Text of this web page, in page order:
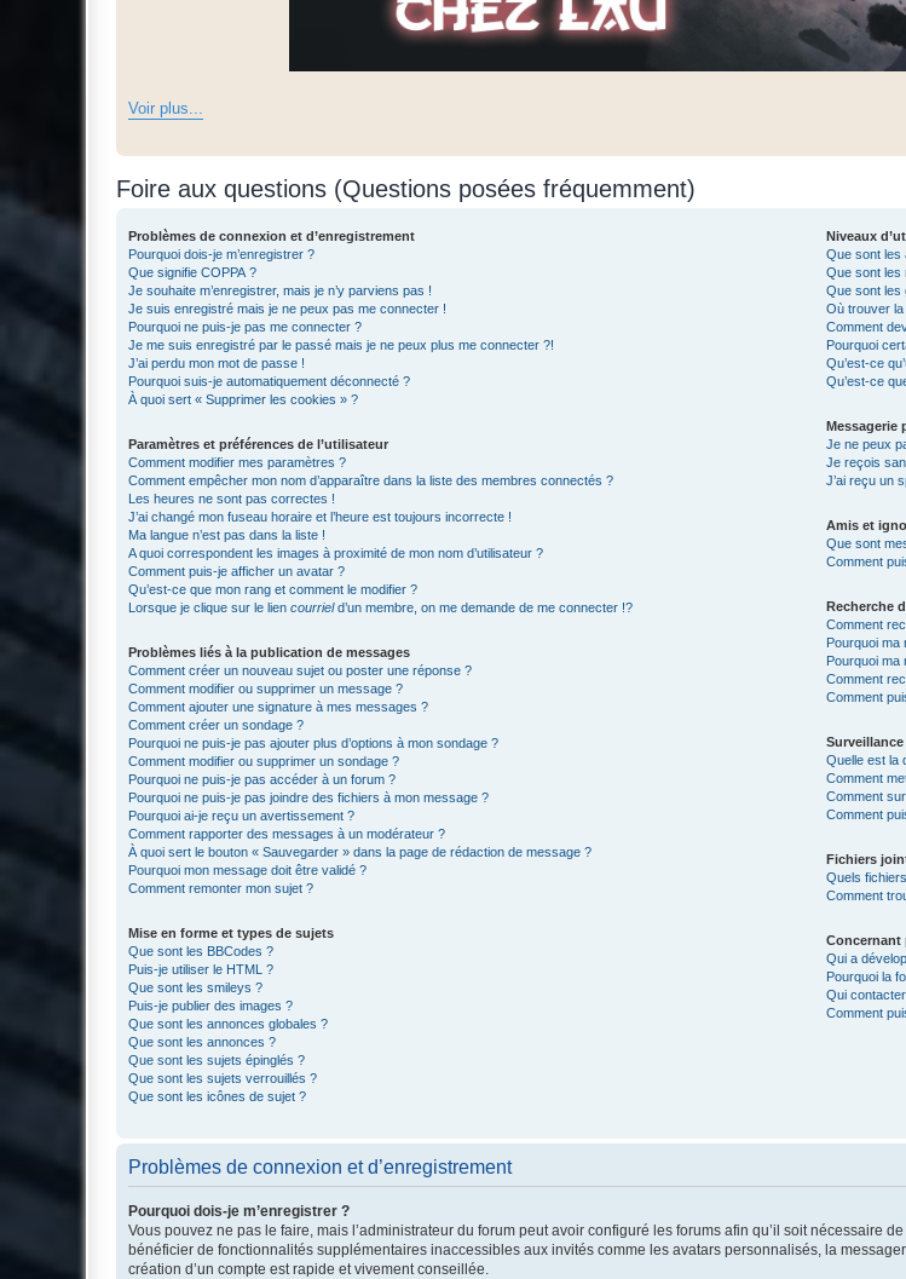
Voir plus...
Foire aux questions (Questions posées fréquemment)
Problèmes de connexion et d’enregistrement
Pourquoi dois-je m’enregistrer ?
Que signifie COPPA ?
Je souhaite m’enregistrer, mais je n’y parviens pas !
Je suis enregistré mais je ne peux pas me connecter !
Pourquoi ne puis-je pas me connecter ?
Je me suis enregistré par le passé mais je ne peux plus me connecter ?!
J’ai perdu mon mot de passe !
Pourquoi suis-je automatiquement déconnecté ?
À quoi sert « Supprimer les cookies » ?
Paramètres et préférences de l’utilisateur
Comment modifier mes paramètres ?
Comment empêcher mon nom d’apparaître dans la liste des membres connectés ?
Les heures ne sont pas correctes !
J’ai changé mon fuseau horaire et l’heure est toujours incorrecte !
Ma langue n’est pas dans la liste !
A quoi correspondent les images à proximité de mon nom d’utilisateur ?
Comment puis-je afficher un avatar ?
Qu’est-ce que mon rang et comment le modifier ?
Lorsque je clique sur le lien courrield’un membre, on me demande de me connecter !?
Problèmes liés à la publication de messages
Comment créer un nouveau sujet ou poster une réponse ?
Comment modifier ou supprimer un message ?
Comment ajouter une signature à mes messages ?
Comment créer un sondage ?
Pourquoi ne puis-je pas ajouter plus d’options à mon sondage ?
Comment modifier ou supprimer un sondage ?
Pourquoi ne puis-je pas accéder à un forum ?
Pourquoi ne puis-je pas joindre des fichiers à mon message ?
Pourquoi ai-je reçu un avertissement ?
Comment rapporter des messages à un modérateur ?
À quoi sert le bouton « Sauvegarder » dans la page de rédaction de message ?
Pourquoi mon message doit être validé ?
Comment remonter mon sujet ?
Mise en forme et types de sujets
Que sont les BBCodes ?
Puis-je utiliser le HTML ?
Que sont les smileys ?
Puis-je publier des images ?
Que sont les annonces globales ?
Que sont les annonces ?
Que sont les sujets épinglés ?
Que sont les sujets verrouillés ?
Que sont les icônes de sujet ?
Niveaux
Que sont les
Que sont les
Que sont les
Où trouver la
Comment
Pourquoi
Qu’est-ce
Qu’est-ce
Messagerie
Je ne peux
Je reçois
J’ai reçu un
Amis et
Que sont
Comment
Recherche
Comment
Pourquoi ma
Pourquoi ma
Comment
Comment
Quelle est la
Comment
Comment
Comment
Fichiers
Quels
Comment
Concernant
Qui a
Pourquoi la
Qui
Comment
Problèmes de connexion et d’enregistrement
Pourquoi dois-je m’enregistrer ?
Vous pouvez ne pas le faire, mais l’administrateur du forum peut avoir configuré les forums afin qu’il soit nécessaire
bénéficier de fonctionnalités supplémentaires inaccessibles aux invités comme les avatars personnalisés, la
création d’un compte est rapide et vivement conseillée.